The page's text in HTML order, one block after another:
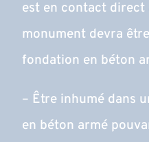
est en contact direct
monument devra
fondation en béton
– Être inhumé dans
en béton armé